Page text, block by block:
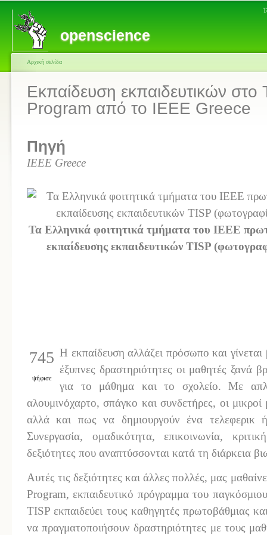
openscience
Αρχική σελίδα
Εκπαίδευση εκπαιδευτικών
Program από το IEEE Greece
Πηγή
IEEE Greece
Τα Ελληνικά φοιτητικά τμήματα του IEEE
εκπαίδευσης εκπαιδευτικών TISP
745
ψήφισε
Η εκπαίδευση αλλάζει πρόσωπο και
έξυπνες δραστηριότητες οι μαθητές ξανά
για το μάθημα και το σχολείο. Με
αλουμινόχαρτο, σπάγκο και συνδετήρες, οι
αλλά και πως να δημιουργούν ένα τελεφερικ
Συνεργασία, ομαδικότητα, επικοινωνία,
δεξιότητες που αναπτύσσονται κατά τη διάρκεια
Αυτές τις δεξιότητες και άλλες πολλές, μας
Program, εκπαιδευτικό πρόγραμμα του
TISP εκπαιδεύει τους καθηγητές πρωτοβάθμιας
να πραγματοποιήσουν δραστηριότητες με τους